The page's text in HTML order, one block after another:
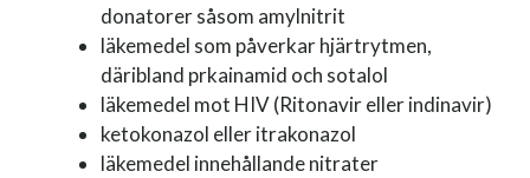
donatorer såsom amylnitrit
läkemedel som påverkar hjärtrytmen,
däribland prkainamid och sotalol
läkemedel mot HIV (Ritonavir eller indinavir)
ketokonazol eller itrakonazol
läkemedel innehållande nitrater